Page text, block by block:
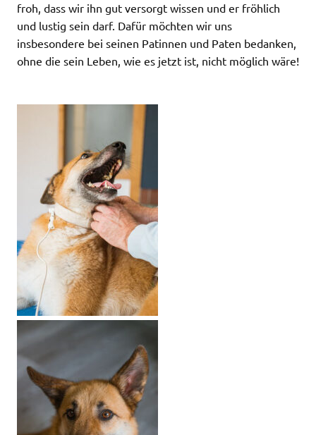
froh, dass wir ihn gut versorgt wissen und er fröhlich
und lustig sein darf. Dafür möchten wir uns
insbesondere bei seinen Patinnen und Paten bedanken,
ohne die sein Leben, wie es jetzt ist, nicht möglich wäre!